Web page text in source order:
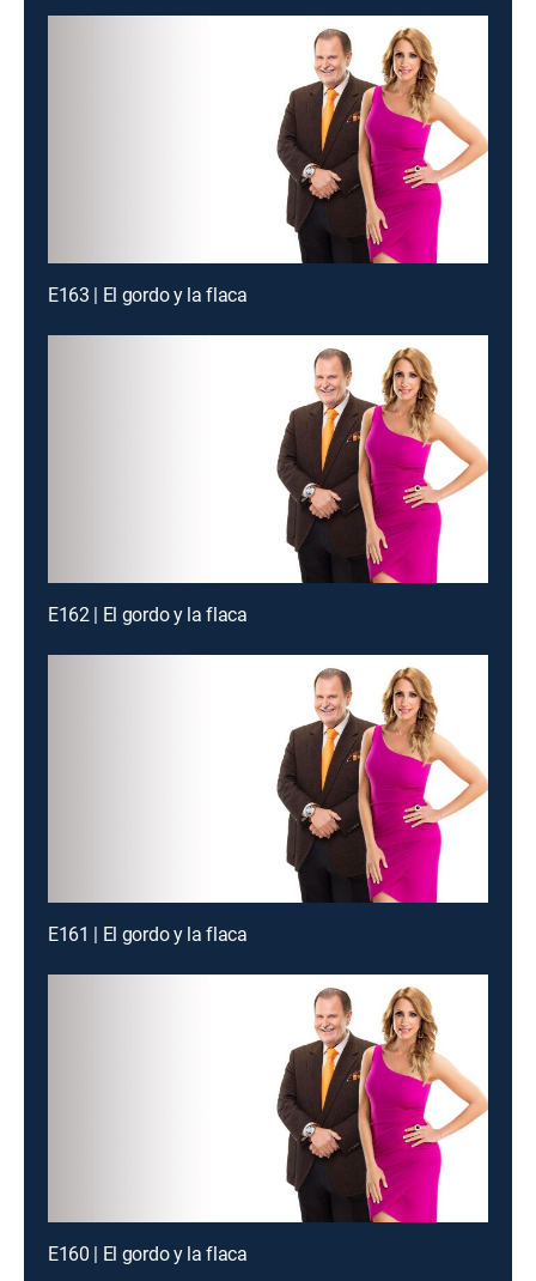
E163 | El gordo y la flaca
E162 | El gordo y la flaca
E161 | El gordo y la flaca
E160 | El gordo y la flaca